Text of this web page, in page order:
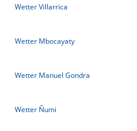
Wetter Villarrica
Wetter Mbocayaty
Wetter Manuel Gondra
Wetter Ñumi